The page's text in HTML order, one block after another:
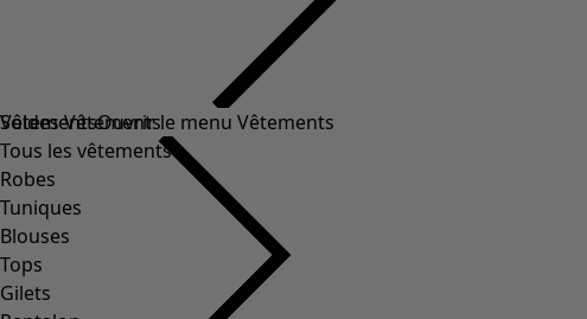
Soldes Vêtements
Tous les vêtements
Robes
Tuniques
Blouses
Tops
Gilets
VêtementsOuvrir le menu Vêtements